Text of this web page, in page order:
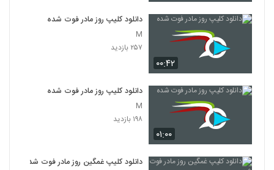
۰۰:۴۲
دانلود کلیپ روز مادر فوت شده
M
۲۵۷ بازدید
۰۱:۰۰
دانلود کلیپ روز مادر فوت شده
M
۱۹۸ بازدید
دانلود کلیپ غمگین روز مادر فوت شده